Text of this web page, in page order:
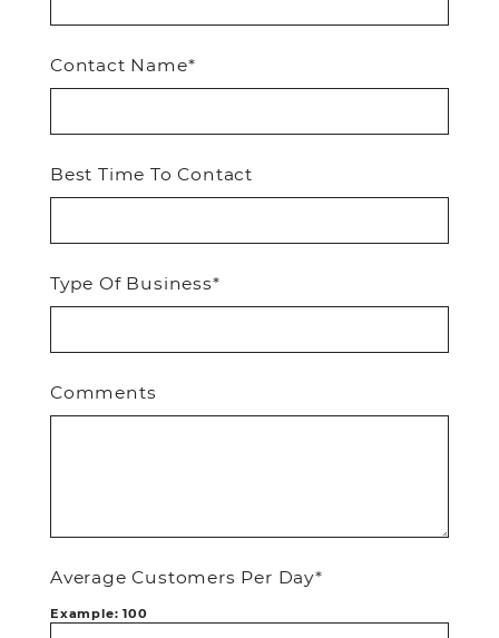
Contact Name*
Best Time To Contact
Type Of Business*
Comments
Average Customers Per Day*
Example: 100